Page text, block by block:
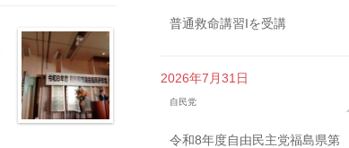
普通救命講習Iを受講
2026年7月31日
自民党
令和8年度自由民主党福島県第